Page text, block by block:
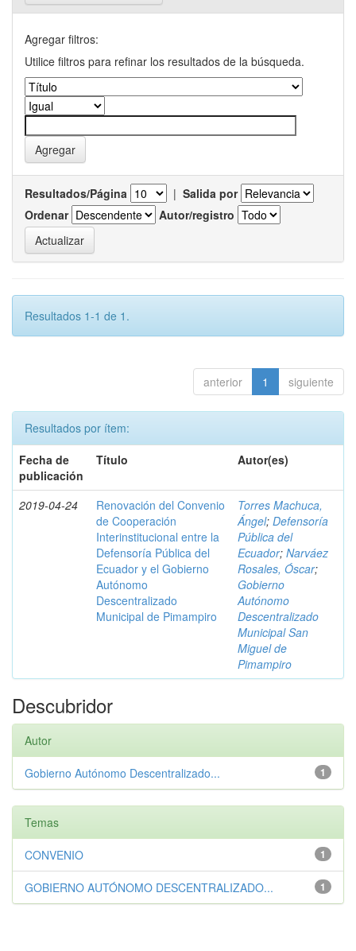
Agregar filtros:
Utilice filtros para refinar los resultados de la búsqueda.
Resultados/Página | Salida por
Ordenar
Autor/registro
Resultados 1-1 de 1.
anterior 1 siguiente
Resultados por ítem:
Fecha de
publicación
Título Autor(es)
2019-04-24
Renovación del Convenio
de Cooperación
Interinstitucional entre la
Defensoría Pública del
Ecuador y el Gobierno
Autónomo
Descentralizado
Municipal de Pimampiro
Torres Machuca,
Ángel; Defensoría
Pública del
Ecuador; Narváez
Rosales, Óscar;
Gobierno
Autónomo
Descentralizado
Municipal San
Miguel de
Pimampiro
Descubridor
Autor
1
Gobierno Autónomo Descentralizado...
Temas
1
CONVENIO
1
GOBIERNO AUTÓNOMO DESCENTRALIZADO...